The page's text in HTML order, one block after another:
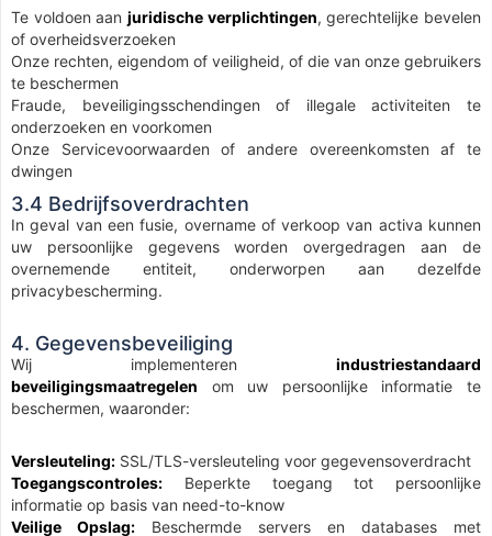
Te voldoen aan juridische verplichtingen, gerechtelijke bevelen
of overheidsverzoeken
Onze rechten, eigendom of veiligheid, of die van onze gebruikers
te beschermen
Fraude, beveiligingsschendingen of illegale activiteiten te
onderzoeken en voorkomen
Onze Servicevoorwaarden of andere overeenkomsten af te
dwingen
3.4 Bedrijfsoverdrachten
In geval van een fusie, overname of verkoop van activa kunnen
uw persoonlijke gegevens worden overgedragen aan de
overnemende entiteit, onderworpen aan dezelfde
privacybescherming.
4. Gegevensbeveiliging
Wij implementeren industriestandaard
beveiligingsmaatregelen om uw persoonlijke informatie te
beschermen, waaronder:
Versleuteling: SSL/TLS-versleuteling voor gegevensoverdracht
Toegangscontroles: Beperkte toegang tot persoonlijke
informatie op basis van need-to-know
Veilige Opslag: Beschermde servers en databases met